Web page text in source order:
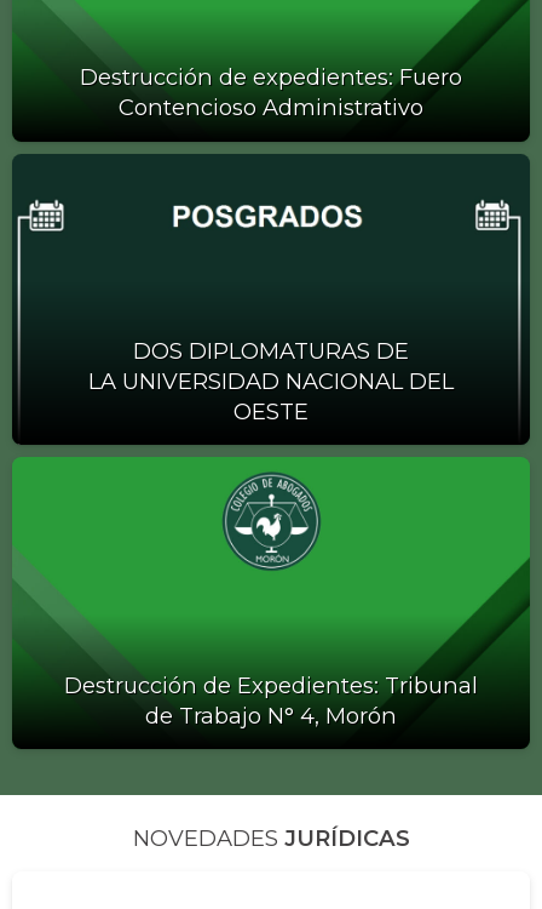
Destrucción de expedientes: Fuero
Contencioso Administrativo
DOS DIPLOMATURAS DE
LA UNIVERSIDAD NACIONAL DEL
OESTE
Destrucción de Expedientes: Tribunal
de Trabajo N° 4, Morón
NOVEDADES JURÍDICAS